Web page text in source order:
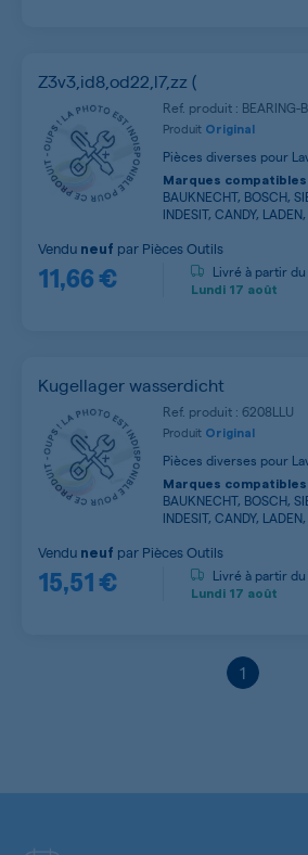
Z3v3,id8,od22,l7,zz (
Ref. produit : BEARING-
Produit Original
Pièces diverses pour
Marques compatibles
BAUKNECHT, BOSCH,
INDESIT, CANDY,
11,66 €
Vendu neuf par Pièces Outils
Livré à partir du
Lundi 17 août
Kugellager wasserdicht
Ref. produit : 6208LLU
Produit Original
Pièces diverses pour
Marques compatibles
BAUKNECHT, BOSCH,
INDESIT, CANDY,
15,51 €
Vendu neuf par Pièces Outils
Livré à partir du
Lundi 17 août
1